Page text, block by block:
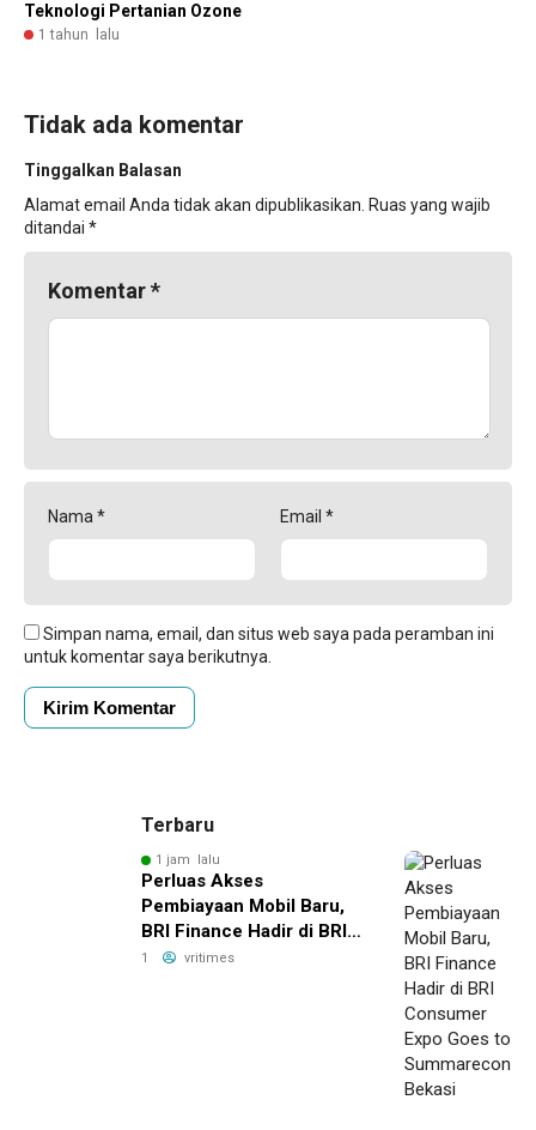
Teknologi Pertanian Ozone
1 tahun lalu
Tidak ada komentar
Tinggalkan Balasan
Alamat email Anda tidak akan dipublikasikan. Ruas yang wajib
ditandai *
Komentar*
Nama * Email *
Simpan nama, email, dan situs web saya pada peramban ini
untuk komentar saya berikutnya.
Terbaru
1 jam lalu
Perluas Akses
Pembiayaan Mobil Baru,
BRI Finance Hadir di BRI
Consumer Expo Goes to
1 vritimes